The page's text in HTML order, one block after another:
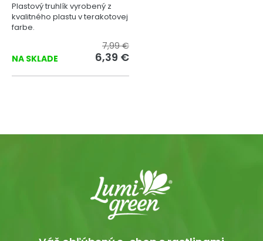
Plastový truhlík vyrobený z
kvalitného plastu v terakotovej
farbe.
NA SKLADE
7,99 €
6,39 €